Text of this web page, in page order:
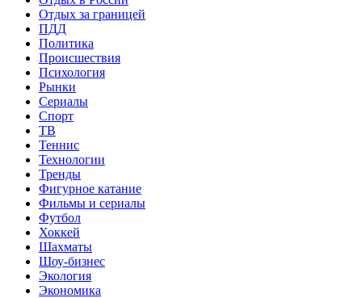
Отдых за границей
ПДД
Политика
Происшествия
Психология
Рынки
Сериалы
Спорт
ТВ
Теннис
Технологии
Тренды
Фигурное катание
Фильмы и сериалы
Футбол
Хоккей
Шахматы
Шоу-бизнес
Экология
Экономика